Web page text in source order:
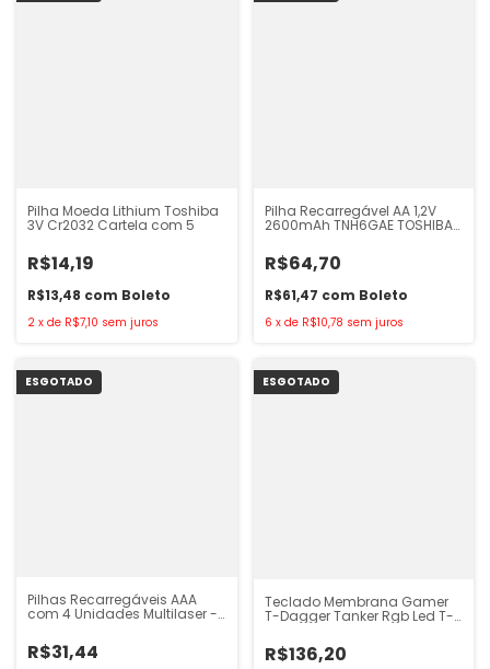
Pilha Moeda Lithium Toshiba
3V Cr2032 Cartela com 5
R$14,19
R$13,48 com Boleto
2 x de R$7,10 sem juros
Pilha Recarregável AA 1,2V
2600mAh TNH6GAE TOSHIBA
R$64,70
R$61,47 com Boleto
6 x de R$10,78 sem juros
ESGOTADO
Pilhas Recarregáveis AAA
com 4 Unidades Multilaser -
R$31,44
ESGOTADO
Teclado Membrana Gamer
T-Dagger Tanker Rgb Led T-
R$136,20